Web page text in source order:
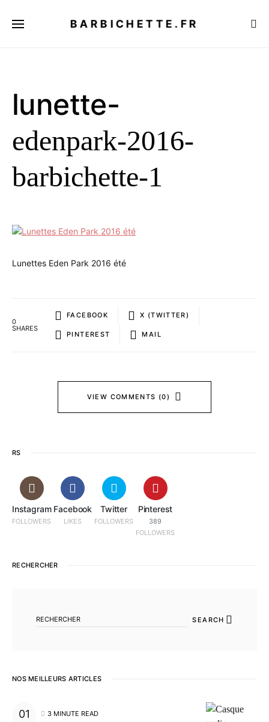
BARBICHETTE.FR
lunette-
edenpark-2016-
barbichette-1
Lunettes Eden Park 2016 été
0
SHARES
FACEBOOK X (TWITTER)
PINTEREST MAIL
VIEW COMMENTS (0)
RS
Instagram
FOLLOWERS
Facebook
LIKES
Twitter
FOLLOWERS
Pinterest
389
FOLLOWERS
RECHERCHER
SEARCH
NOS MEILLEURS ARTICLES
3 MINUTE READ